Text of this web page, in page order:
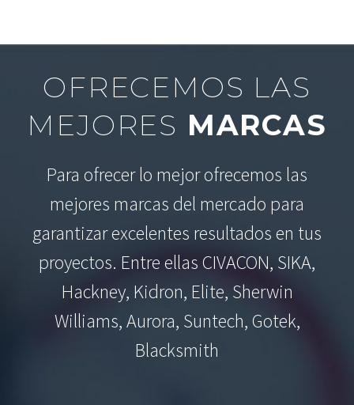
OFRECEMOS LAS
MEJORES MARCAS
Para ofrecer lo mejor ofrecemos las
mejores marcas del mercado para
garantizar excelentes resultados en tus
proyectos. Entre ellas CIVACON, SIKA,
Hackney, Kidron, Elite, Sherwin
Williams, Aurora, Suntech, Gotek,
Blacksmith